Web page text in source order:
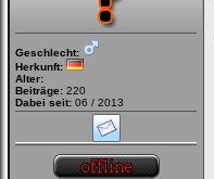
Geschlecht:
Herkunft:
Alter:
Beiträge: 220
Dabei seit: 06 / 2013